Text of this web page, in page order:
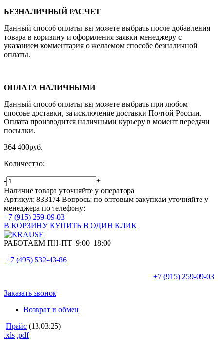
БЕЗНАЛИЧНЫЙ РАСЧЕТ
Данный способ оплаты вы можете выбрать после добавления
товара в коризину и оформления заявки менеджеру c
указанием комментария о желаемом способе безналичной
оплаты.
ОПЛАТА НАЛИЧНЫМИ
Данный способ оплаты вы можете выбрать при любом
спосоье доставки, за исключение доставки Почтой России.
Оплата производится наличными курьеру в момент передачи
посылки.
364 400руб.
Количество:
-
+
Наличие товара уточняйте у оператора
Артикул: 833174 Вопросы по оптовым закупкам уточняйте у
менеджера по телефону:
+7 (915) 259-09-03
В КОРЗИНУ КУПИТЬ В ОДИН КЛИК
РАБОТАЕМ ПН-ПТ: 9:00–18:00
+7 (495) 532-43-86
+7 (915) 259-09-03
Заказать звонок
Возврат и обмен
Прайс (13.03.25)
.xls .pdf